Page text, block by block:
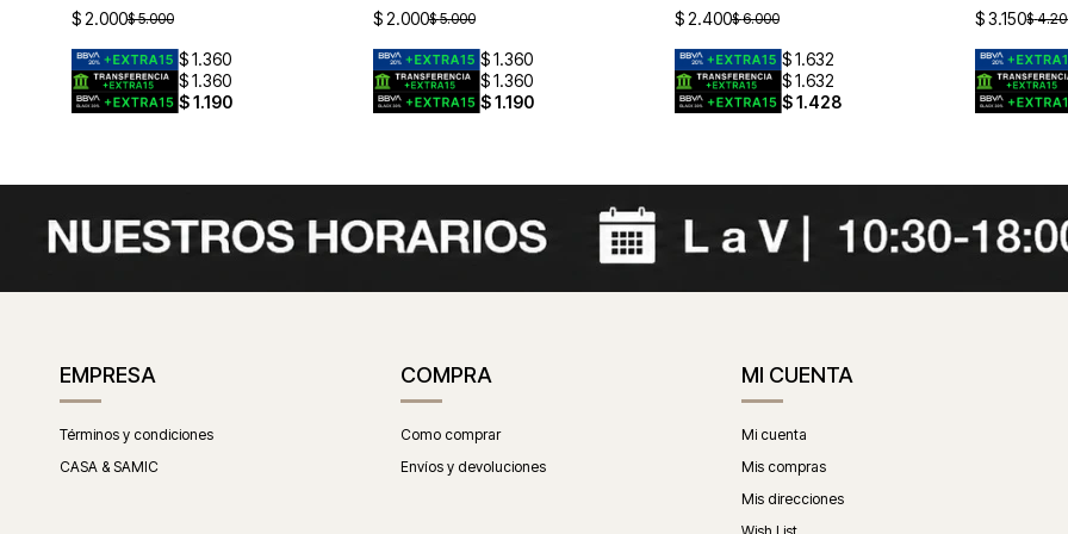
$ 2.000$ 5.000
$1.360
$1.360
$1.190
$ 2.000$ 5.000
$1.360
$1.360
$1.190
$ 2.400$ 6.000
$ 1.632
$ 1.632
$ 1.428
$3.150$
EMPRESA
Términos y condiciones
CASA & SAMIC
COMPRA
Como comprar
Envíos y devoluciones
MI CUENTA
Mi cuenta
Mis compras
Mis direcciones